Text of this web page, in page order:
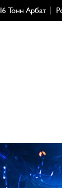
16 Тонн Арбат